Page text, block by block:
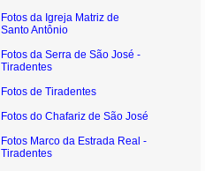
Fotos da Igreja Matriz de
Santo Antônio
Fotos da Serra de São José -
Tiradentes
Fotos de Tiradentes
Fotos do Chafariz de São José
Fotos Marco da Estrada Real -
Tiradentes